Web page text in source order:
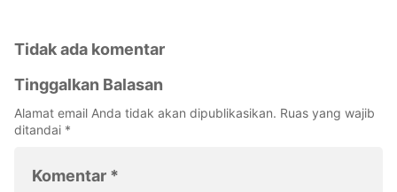
Tidak ada komentar
Tinggalkan Balasan
Alamat email Anda tidak akan dipublikasikan. Ruas yang wajib
ditandai *
Komentar *